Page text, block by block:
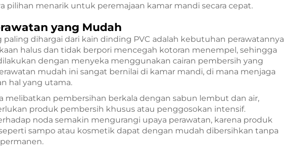
pilihan menarik untuk peremajaan kamar mandi secara cepat.
yang Mudah
paling dihargai dari kain dinding PVC adalah kebutuhan perawatannya
halus dan tidak berpori mencegah kotoran menempel, sehingga
dengan menyeka menggunakan cairan pembersih yang
mudah ini sangat bernilai di kamar mandi, di mana menjaga
hal yang utama.
melibatkan pembersihan berkala dengan sabun lembut dan air,
produk pembersih khusus atau penggosokan intensif.
noda semakin mengurangi upaya perawatan, karena produk
sampo atau kosmetik dapat dengan mudah dibersihkan tanpa